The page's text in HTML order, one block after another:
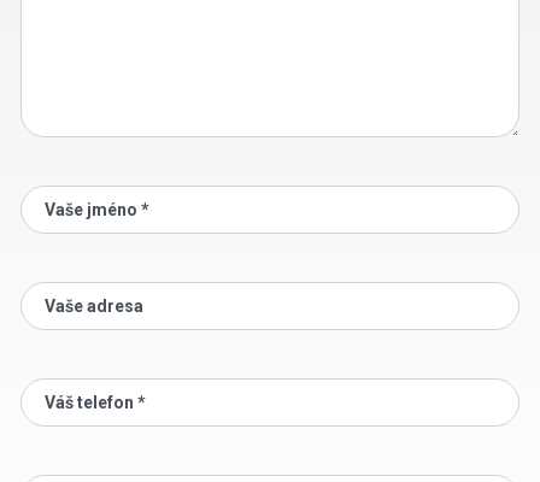
Vaše jméno *
Vaše adresa
Váš telefon *